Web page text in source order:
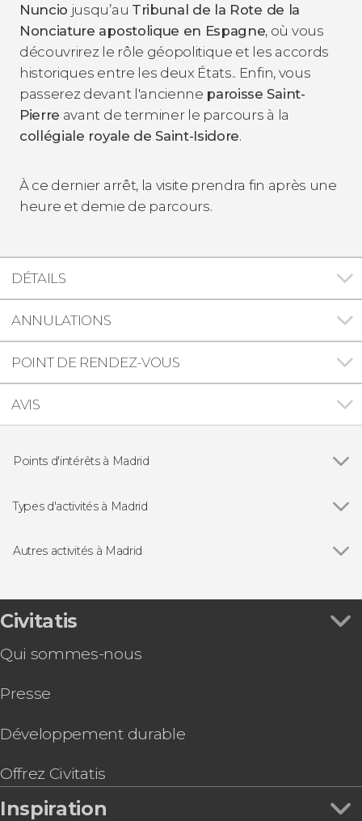
Nuncio jusqu’au Tribunal de la Rote de la
Nonciature apostolique en Espagne, où vous
découvrirez le rôle géopolitique et les accords
historiques entre les deux États.. Enfin, vous
passerez devant l'ancienne paroisse Saint-
Pierre avant de terminer le parcours à la
collégiale royale de Saint-Isidore.
À ce dernier arrêt, la visite prendra fin après une
heure et demie de parcours.
DÉTAILS
ANNULATIONS
POINT DE RENDEZ-VOUS
AVIS
Points d'intérêts à Madrid
Puerta del Sol
Marché de San Miguel
Stade Santiago Bernabéu
Parc du Retiro
Musée National Thyssen-Bornemisza
Types d'activités à Madrid
Free tours à Madrid
Servicios adicionales
Bus touristique
Excursions d'une journée
Autres activités à Madrid
Thyssen et Reina Sofía
Billet pour le musée LEGENDS: The Home of
Billet pour Ikono Madrid
Visite des arènes de Las Ventas
Visite guidée du centre historique de Madrid en
Visite guidée du monastère des Descalzas
Reales
Visite guidée du palais royal du Pardo
Civitatis
Qui sommes-nous
Presse
Développement durable
Offrez Civitatis
Inspiration